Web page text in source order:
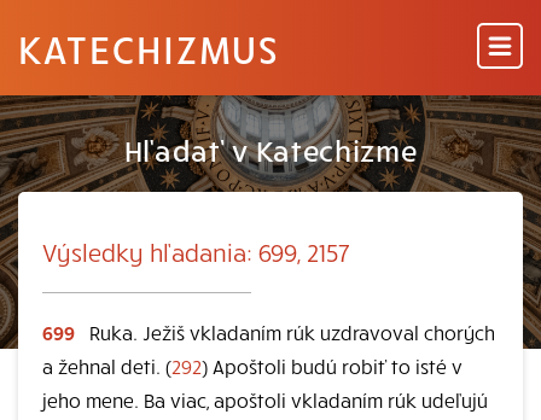
KATECHIZMUS
Hľadať v Katechizme
Výsledky hľadania: 699, 2157
699
Ruka. Ježiš vkladaním rúk uzdravoval chorých
a žehnal deti. (292) Apoštoli budú robiť to isté v
jeho mene. Ba viac, apoštoli vkladaním rúk udeľujú